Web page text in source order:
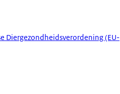
Diergezondheidsverordening (EU-